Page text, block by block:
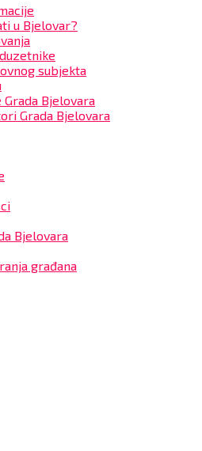
u Bjelovar?
subjekta
Bjelovara
Grada Bjelovara
Bjelovara
građana